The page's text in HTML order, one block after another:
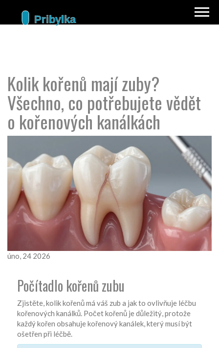
Kolik kořenů mají zuby?
Všechno, co potřebujete vědět
o kořenových kanálkách
úno, 24 2026
Počítadlo kořenů zubu
Zjistěte, kolik kořenů má váš zub a jak to ovlivňuje léčbu
kořenových kanálků. Počet kořenů je důležitý, protože
každý kořen obsahuje kořenový kanálek, který musí být
ošetřen při léčbě.